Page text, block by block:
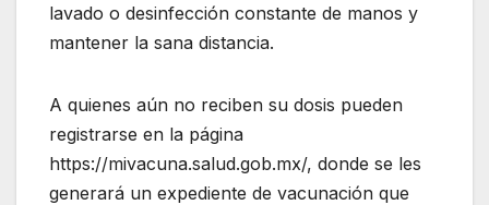
lavado o desinfección constante de manos y
mantener la sana distancia.
A quienes aún no reciben su dosis pueden
registrarse en la página
https://mivacuna.salud.gob.mx/, donde se les
generará un expediente de vacunación que